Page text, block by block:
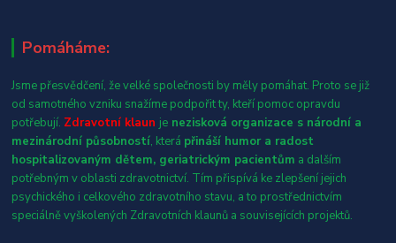
Pomáháme:
Jsme přesvědčení, že velké společnosti by měly pomáhat. Proto se již
od samotného vzniku snažíme podpořit ty, kteří pomoc opravdu
potřebují. Zdravotní klaun je nezisková organizace s národní a
mezinárodní působností, která přináší humor a radost
hospitalizovaným dětem, geriatrickým pacientům a dalším
potřebným v oblasti zdravotnictví. Tím přispívá ke zlepšení jejich
psychického i celkového zdravotního stavu, a to prostřednictvím
speciálně vyškolených Zdravotních klaunů a souvisejících projektů.